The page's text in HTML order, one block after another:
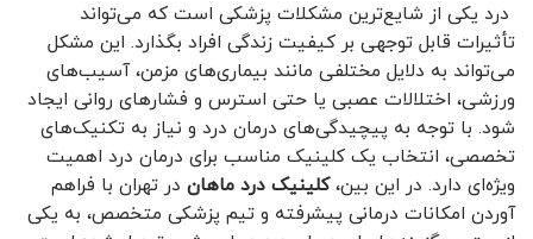
درد یکی از شایع‌ترین مشکلات پزشکی است که می‌تواند
تأثیرات قابل توجهی بر کیفیت زندگی افراد بگذارد. این مشکل
می‌تواند به دلایل مختلفی مانند بیماری‌های مزمن، آسیب‌های
ورزشی، اختلالات عصبی یا حتی استرس و فشارهای روانی ایجاد
شود. با توجه به پیچیدگی‌های درمان درد و نیاز به تکنیک‌های
تخصصی، انتخاب یک کلینیک مناسب برای درمان درد اهمیت
ویژه‌ای دارد. در این بین،کلینیک درد ماهان در تهران با فراهم
آوردن امکانات درمانی پیشرفته و تیم پزشکی متخصص، به یکی